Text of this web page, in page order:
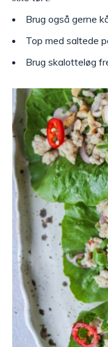
Brug også gerne
Top med saltede
Brug skalotteløg